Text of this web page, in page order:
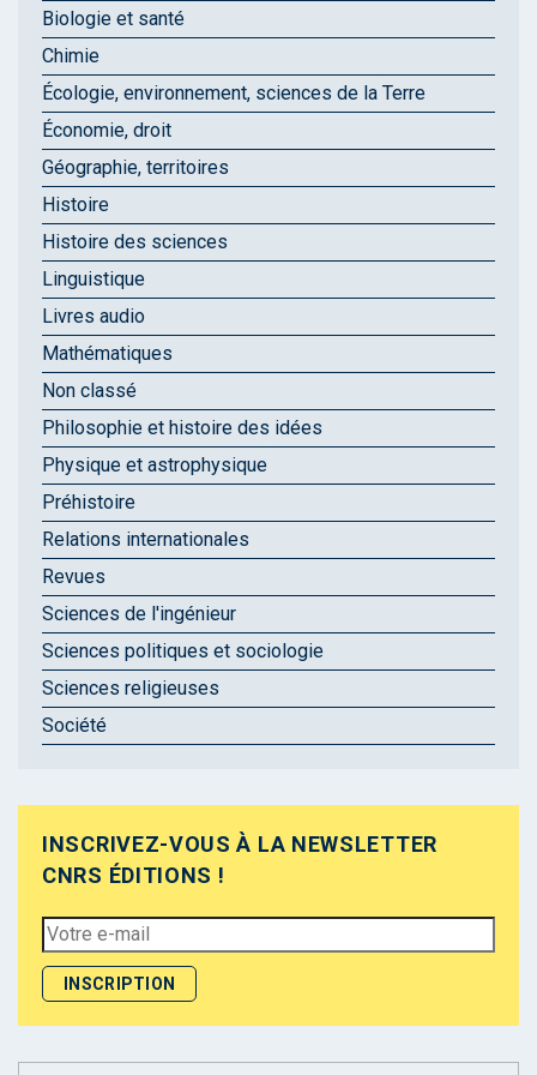
Biologie et santé
Chimie
Écologie, environnement, sciences de la Terre
Économie, droit
Géographie, territoires
Histoire
Histoire des sciences
Linguistique
Livres audio
Mathématiques
Non classé
Philosophie et histoire des idées
Physique et astrophysique
Préhistoire
Relations internationales
Revues
Sciences de l'ingénieur
Sciences politiques et sociologie
Sciences religieuses
Société
INSCRIVEZ-VOUS À LA NEWSLETTER
CNRS ÉDITIONS !